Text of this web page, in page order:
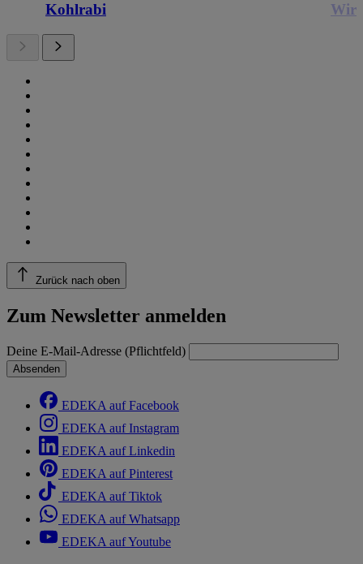
Kohlrabi
Zurück nach oben
Zum Newsletter anmelden
Deine E-Mail-Adresse (Pflichtfeld)
Absenden
EDEKA auf Facebook
EDEKA auf Instagram
EDEKA auf Linkedin
EDEKA auf Pinterest
EDEKA auf Tiktok
EDEKA auf Whatsapp
EDEKA auf Youtube